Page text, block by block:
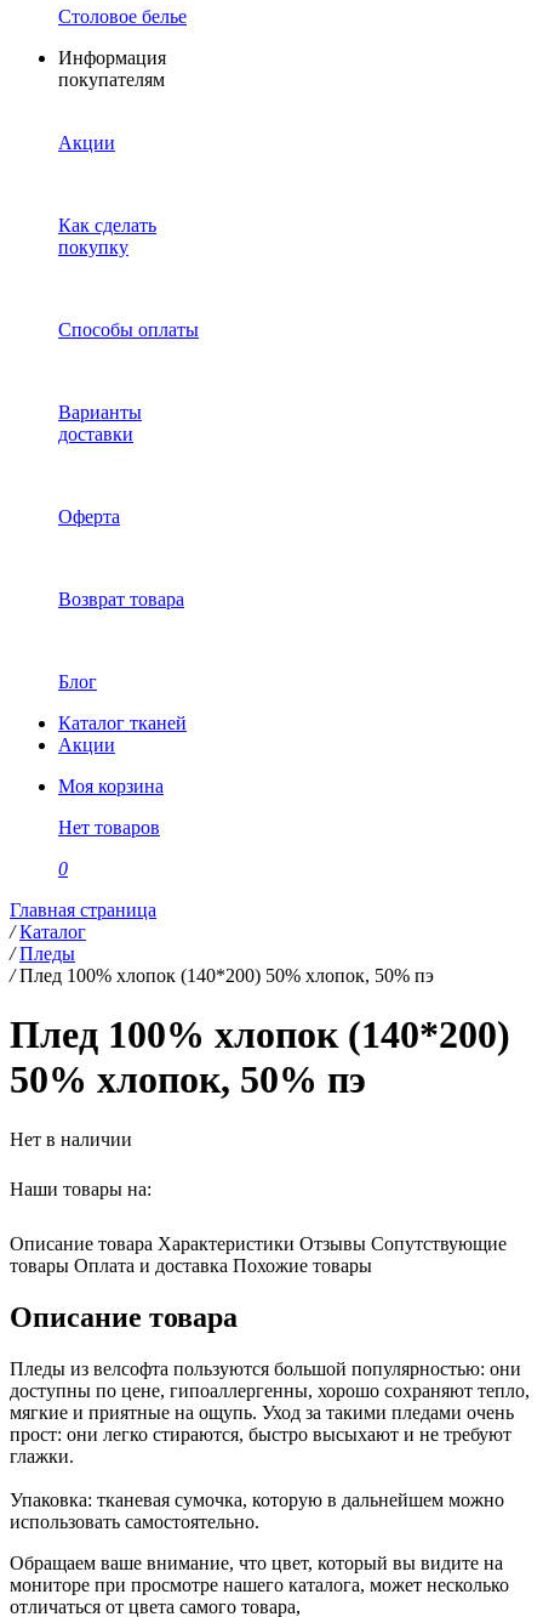
Столовое белье
Информация
покупателям
Акции
Как сделать
покупку
Способы оплаты
Варианты
доставки
Оферта
Возврат товара
Блог
Каталог тканей
Акции
Моя корзина
Нет товаров
0
Главная страница
/ Каталог
/ Пледы
/ Плед 100% хлопок (140*200) 50% хлопок, 50% пэ
Плед 100% хлопок (140*200)
50% хлопок, 50% пэ
Нет в наличии
Наши товары на:
Описание товара Характеристики Отзывы Сопутствующие
товары Оплата и доставка Похожие товары
Описание товара
Пледы из велсофта пользуются большой популярностью: они
доступны по цене, гипоаллергенны, хорошо сохраняют тепло,
мягкие и приятные на ощупь. Уход за такими пледами очень
прост: они легко стираются, быстро высыхают и не требуют
глажки.
Упаковка: тканевая сумочка, которую в дальнейшем можно
использовать самостоятельно.
Обращаем ваше внимание, что цвет, который вы видите на
мониторе при просмотре нашего каталога, может несколько
отличаться от цвета самого товара,